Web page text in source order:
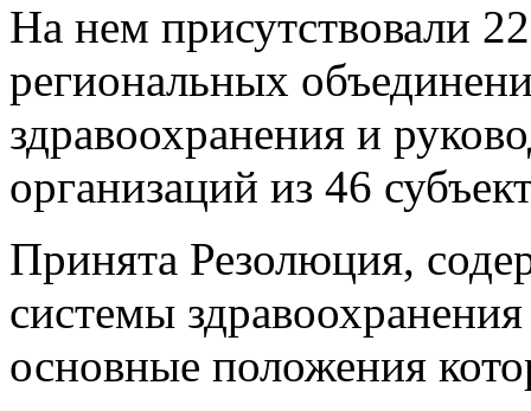
На нем присутствовали
региональных
здравоохранения и
организаций из 46
Принята Резолюция,
системы
основные положения